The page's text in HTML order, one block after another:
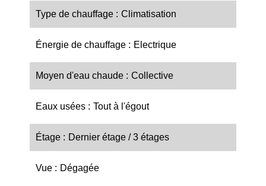
Type de chauffage Climatisation
Énergie de chauffage Electrique
Moyen d'eau chaude Collective
Eaux usées Tout à l'égout
Étage Dernier étage / 3 étages
Vue Dégagée